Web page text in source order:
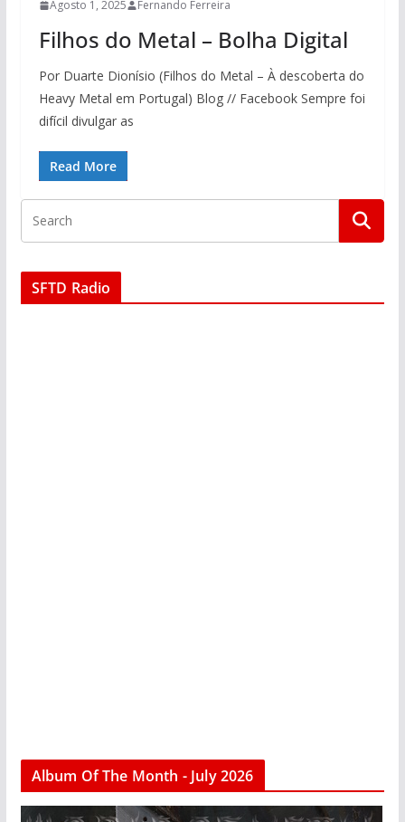
Agosto 1, 2025 Fernando Ferreira
Filhos do Metal – Bolha Digital
Por Duarte Dionísio (Filhos do Metal – À descoberta do
Heavy Metal em Portugal) Blog // Facebook Sempre foi
difícil divulgar as
Read More
SFTD Radio
Album Of The Month - July 2026